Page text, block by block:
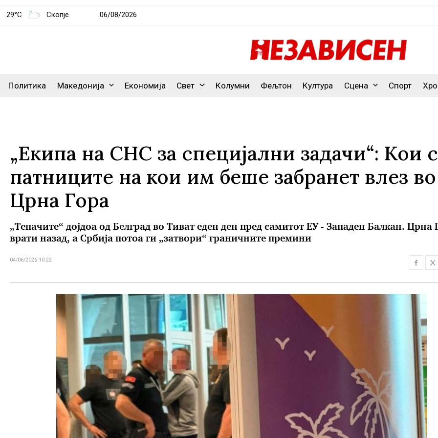
29°C Скопје 06/08/2026
Политика Македонија Економија Свет Колумни Фељтон Култура Сцена Спорт
„Екипа на СНС за специјални задачи“: Кои
патниците на кои им беше забранет влез во
Црна Гора
„Тепачите“ дојдоа од Белград во Тиват еден ден пред самитот ЕУ - Западен Балкан. Црна
врати назад, а Србија потоа ги „затвори“ граничните премини
04/06/2026 10:22